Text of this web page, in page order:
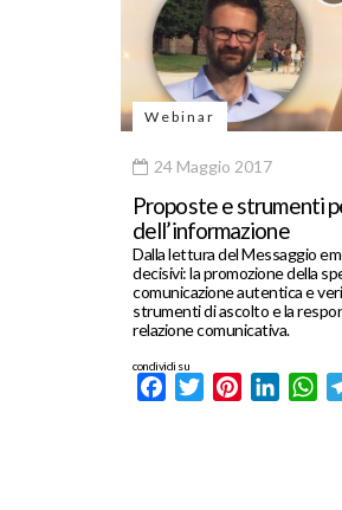
Webinar
24 Maggio 2017
Proposte e strumenti
dell’informazione
Dalla lettura del Messaggio
decisivi: la promozione della
comunicazione autentica e
strumenti di ascolto e la
relazione comunicativa.
condividi su
FacebookTwitterPinterest